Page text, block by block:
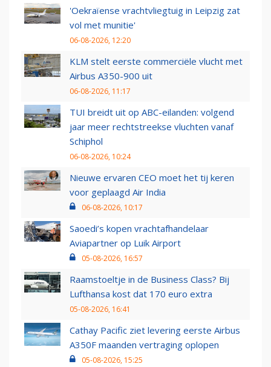
'Oekraïense vrachtvliegtuig in Leipzig zat
vol met munitie'
06-08-2026, 12:20
KLM stelt eerste commerciële vlucht met
Airbus A350-900 uit
06-08-2026, 11:17
TUI breidt uit op ABC-eilanden: volgend
jaar meer rechtstreekse vluchten vanaf
Schiphol
06-08-2026, 10:24
Nieuwe ervaren CEO moet het tij keren
voor geplaagd Air India
06-08-2026, 10:17
Saoedi’s kopen vrachtafhandelaar
Aviapartner op Luik Airport
05-08-2026, 16:57
Raamstoeltje in de Business Class? Bij
Lufthansa kost dat 170 euro extra
05-08-2026, 16:41
Cathay Pacific ziet levering eerste Airbus
A350F maanden vertraging oplopen
05-08-2026, 15:25